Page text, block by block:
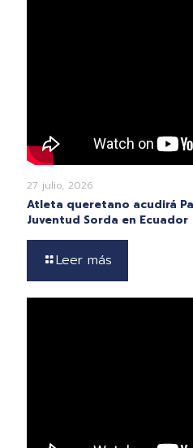
27 julio, 2026
Atleta queretano acudirá
Juventud Sorda en Ecuador
Leer más